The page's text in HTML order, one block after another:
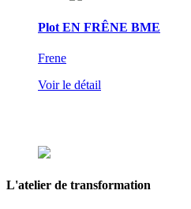
Plot EN FRÊNE BME
Frene
Voir le détail
L'atelier de transformation